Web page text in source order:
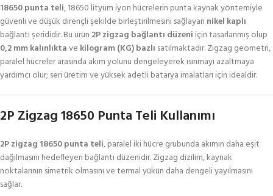
18650 punta teli, 18650 lityum iyon hücrelerin punta kaynak yöntemiyle
güvenli ve düşük dirençli şekilde birleştirilmesini sağlayan nikel kaplı
bağlantı şerididir. Bu ürün 2P zigzag bağlantı düzeni için tasarlanmış olup
0,2 mm kalınlıktave kilogram (KG) bazlı satılmaktadır. Zigzag geometri,
paralel hücreler arasında akım yolunu dengeleyerek ısınmayı azaltmaya
yardımcı olur; seri üretim ve yüksek adetli batarya imalatları için idealdir.
2P Zigzag 18650 Punta Teli Kullanımı
2P zigzag 18650 punta teli, paralel iki hücre grubunda akımın daha eşit
dağılmasını hedefleyen bağlantı düzenidir. Zigzag dizilim, kaynak
noktalarının simetrik olmasını ve termal yükün daha dengeli yayılmasını
sağlar.